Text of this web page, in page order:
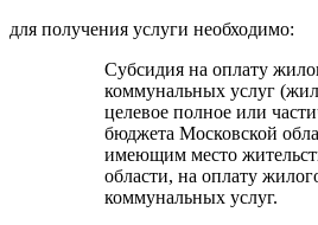
для получения услуги необходимо:
Субсидия на оплату
коммунальных услуг
целевое полное или
бюджета Московской
имеющим место
области, на оплату
коммунальных услуг.